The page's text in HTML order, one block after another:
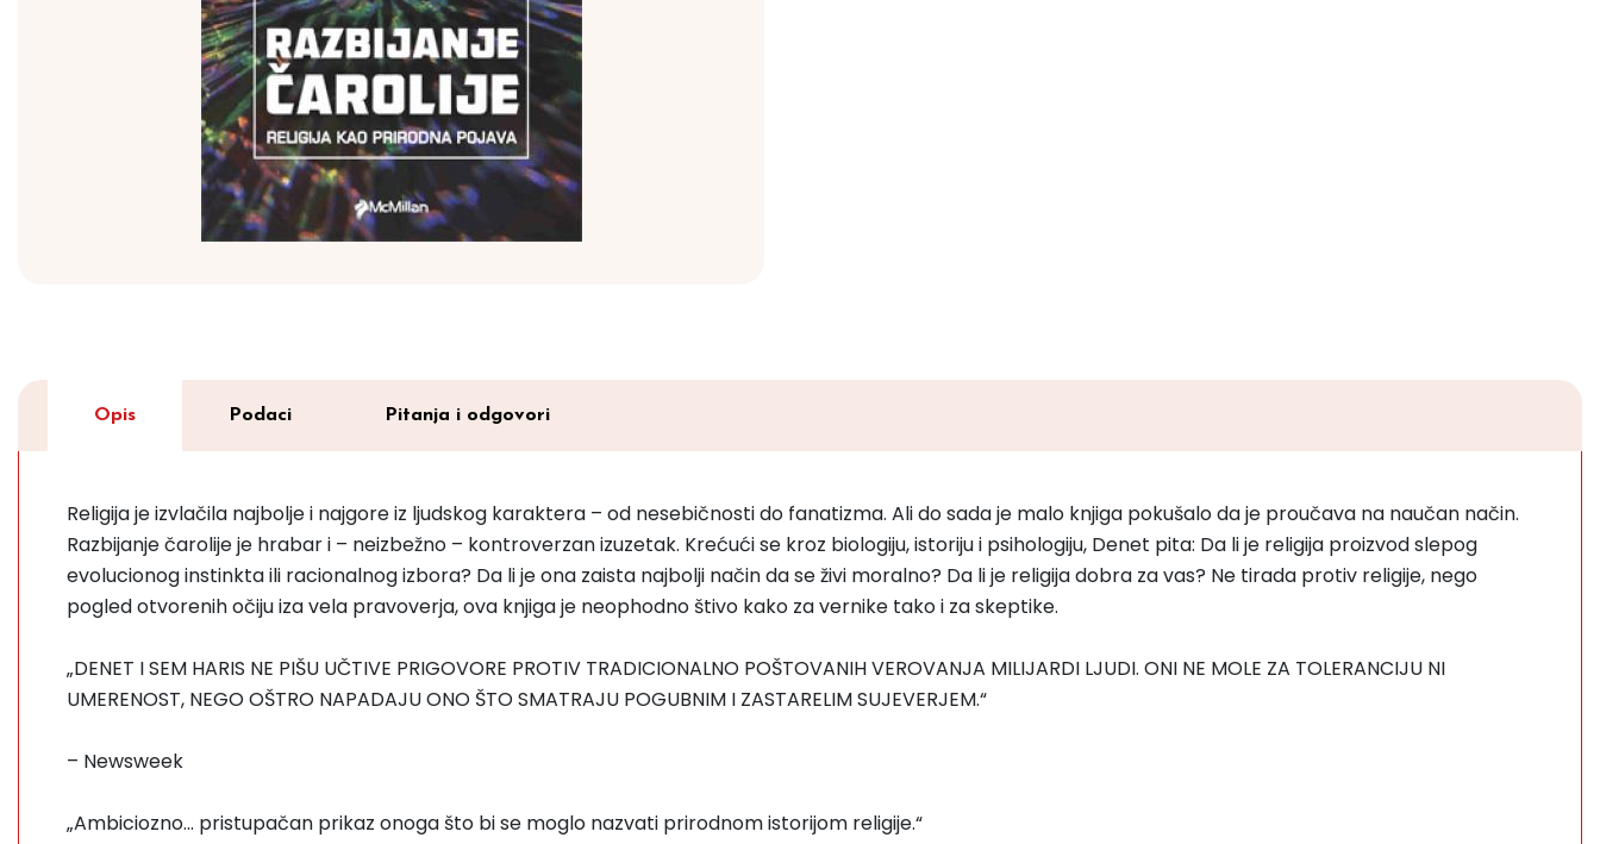
Opis Podaci Pitanja i odgovori
Religija je izvlačila najbolje i najgore iz ljudskog karaktera – od nesebičnosti do fanatizma. Ali do sada je malo knjiga pokušalo da je proučava na naučan način.
Razbijanje čarolije je hrabar i – neizbežno – kontroverzan izuzetak. Krećući se kroz biologiju, istoriju i psihologiju, Denet pita: Da li je religija proizvod slepog
evolucionog instinkta ili racionalnog izbora? Da li je ona zaista najbolji način da se živi moralno? Da li je religija dobra za vas? Ne tirada protiv religije, nego
pogled otvorenih očiju iza vela pravoverja, ova knjiga je neophodno štivo kako za vernike tako i za skeptike.
„DENET I SEM HARIS NE PIŠU UČTIVE PRIGOVORE PROTIV TRADICIONALNO POŠTOVANIH VEROVANJA MILIJARDI LJUDI. ONI NE MOLE ZA TOLERANCIJU NI
UMERENOST, NEGO OŠTRO NAPADAJU ONO ŠTO SMATRAJU POGUBNIM I ZASTARELIM SUJEVERJEM.“
– Newsweek
„Ambiciozno... pristupačan prikaz onoga što bi se moglo nazvati prirodnom istorijom religije.“